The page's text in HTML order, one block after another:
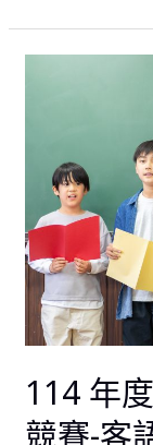
的
客
114 年
競賽-客
小
學
客
家
藝
競
賽-